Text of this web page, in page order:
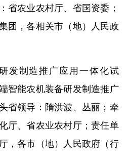
省农业农村厅、省国资委；
团，各相关市（地）人民政
发制造推广应用一体化试
智能农机装备研发制造推广
省领导：隋洪波、丛丽；牵
厅、省农业农村厅；责任单
，各市（地）人民政府（行